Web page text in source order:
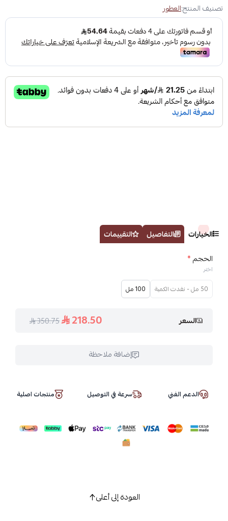
تصنيف المنتج:العطور
الخيارات التفاصيل
التقييمات
الحجم*
اختر
50 مل - نفدت الكمية 100 مل
السعر 218.50
350.75
إضافة ملاحظة
الدعم الفني سرعة في التوصيل منتجات اصلية
العودة إلى أعلى